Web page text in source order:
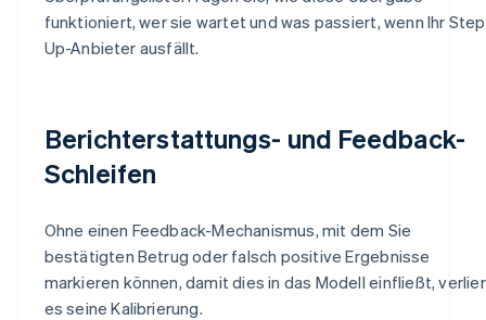
funktioniert, wer sie wartet und was passiert, wenn Ihr
Up-Anbieter ausfällt.
Berichterstattungs- und Feedback-
Schleifen
Ohne einen Feedback-Mechanismus, mit dem Sie
bestätigten Betrug oder falsch positive Ergebnisse
markieren können, damit dies in das Modell einfließt,
es seine Kalibrierung.